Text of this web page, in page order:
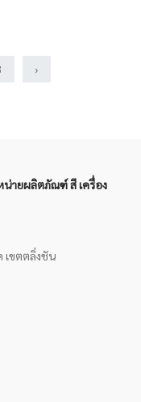
›
น่ายผลิตภัณฑ์ สี เครื่อง
เขตตลิ่งชัน